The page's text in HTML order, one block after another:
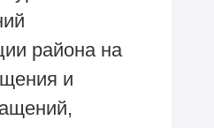
района на
и